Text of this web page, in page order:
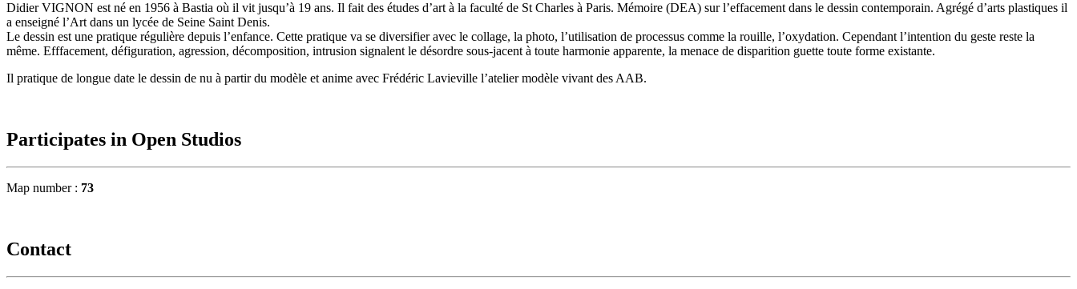
Didier VIGNON est né en 1956 à Bastia où il vit jusqu’à 19 ans. Il fait des études d’art à la faculté de St Charles à Paris. Mémoire (DEA) sur l’effacement dans le dessin contemporain. Agrégé d’arts plastiques il
a enseigné l’Art dans un lycée de Seine Saint Denis.
Le dessin est une pratique régulière depuis l’enfance. Cette pratique va se diversifier avec le collage, la photo, l’utilisation de processus comme la rouille, l’oxydation. Cependant l’intention du geste reste la
même. Efffacement, défiguration, agression, décomposition, intrusion signalent le désordre sous-jacent à toute harmonie apparente, la menace de disparition guette toute forme existante.
Il pratique de longue date le dessin de nu à partir du modèle et anime avec Frédéric Lavieville l’atelier modèle vivant des AAB.
Participates in Open Studios
Map number : 73
Contact